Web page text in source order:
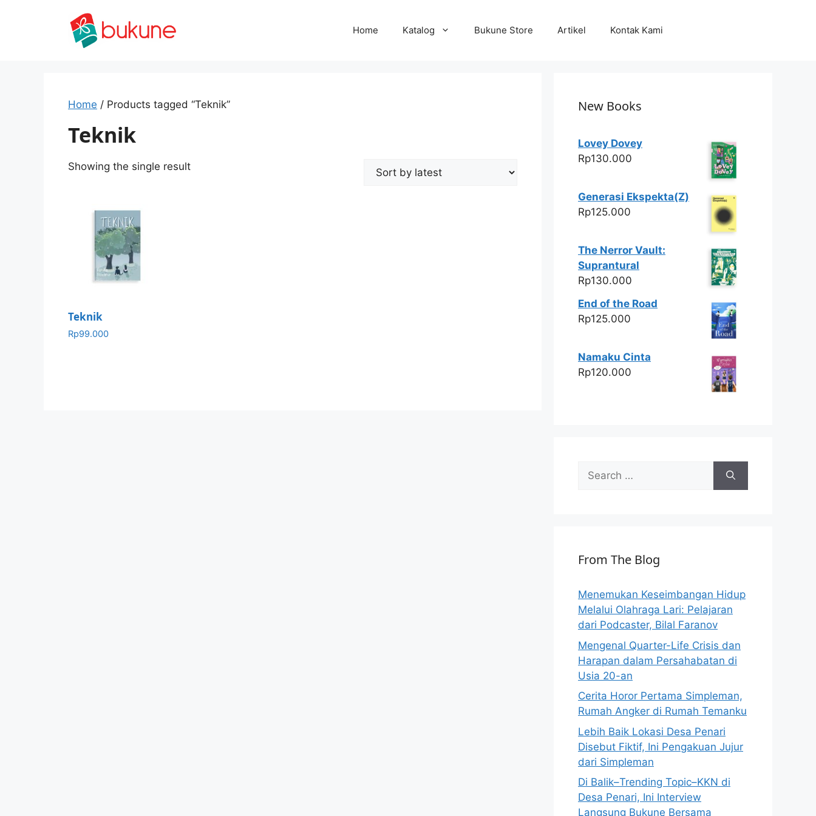
Home Katalog Bukune Store Artikel Kontak Kami
Home / Products tagged “Teknik”
Teknik
Showing the single result
Teknik
Rp99.000
New Books
Lovey Dovey
Rp130.000
Generasi Ekspekta(Z)
Rp125.000
The Nerror Vault:
Suprantural
Rp130.000
End of the Road
Rp125.000
Namaku Cinta
Rp120.000
Search
for:
From The Blog
Menemukan Keseimbangan Hidup
Melalui Olahraga Lari: Pelajaran
dari Podcaster, Bilal Faranov
Mengenal Quarter-Life Crisis dan
Harapan dalam Persahabatan di
Usia 20-an
Cerita Horor Pertama Simpleman,
Rumah Angker di Rumah Temanku
Lebih Baik Lokasi Desa Penari
Disebut Fiktif, Ini Pengakuan Jujur
dari Simpleman
Di Balik–Trending Topic–KKN di
Desa Penari, Ini Interview
Langsung Bukune Bersama